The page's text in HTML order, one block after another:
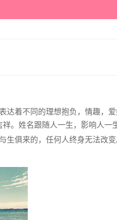
着不同的理想抱负，情趣，
。姓名跟随人一生，影响人一
生俱来的，任何人终身无法改